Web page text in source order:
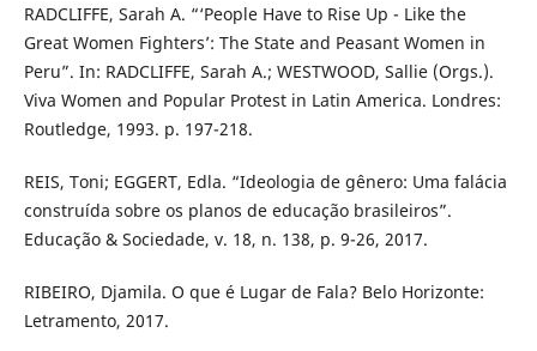
RADCLIFFE, Sarah A. “‘People Have to Rise Up - Like the
Great Women Fighters’: The State and Peasant Women in
Peru”. In: RADCLIFFE, Sarah A.; WESTWOOD, Sallie (Orgs.).
Viva Women and Popular Protest in Latin America. Londres:
Routledge, 1993. p. 197-218.
REIS, Toni; EGGERT, Edla. “Ideologia de gênero: Uma falácia
construída sobre os planos de educação brasileiros”.
Educação & Sociedade, v. 18, n. 138, p. 9-26, 2017.
RIBEIRO, Djamila. O que é Lugar de Fala? Belo Horizonte:
Letramento, 2017.